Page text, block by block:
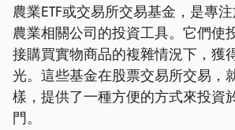
農業ETF或交易所交易基金，是專
農業相關公司的投資工具。它們使
接購買實物商品的複雜情況下，獲
光。這些基金在股票交易所交易，
樣，提供了一種方便的方式來投資
門。